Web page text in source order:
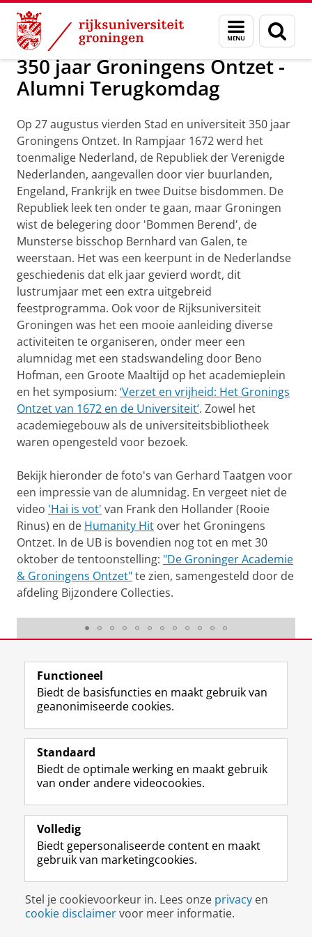
Skip
Content
Skip
Navigation
Menu
en
zoeken
Alumni
350 jaar Groningens Ontzet -
Alumni Terugkomdag
Op 27 augustus vierden Stad en universiteit 350 jaar
Groningens Ontzet. In Rampjaar 1672 werd het
toenmalige Nederland, de Republiek der Verenigde
Nederlanden, aangevallen door vier buurlanden,
Engeland, Frankrijk en twee Duitse bisdommen. De
Republiek leek ten onder te gaan, maar Groningen
wist de belegering door 'Bommen Berend', de
Munsterse bisschop Bernhard van Galen, te
weerstaan. Het was een keerpunt in de Nederlandse
geschiedenis dat elk jaar gevierd wordt, dit
lustrumjaar met een extra uitgebreid
feestprogramma. Ook voor de Rijksuniversiteit
Groningen was het een mooie aanleiding diverse
activiteiten te organiseren, onder meer een
alumnidag met een stadswandeling door Beno
Hofman, een Groote Maaltijd op het academieplein
en het symposium: ‘Verzet en vrijheid: Het Gronings
Ontzet van 1672 en de Universiteit’. Zowel het
academiegebouw als de universiteitsbibliotheek
waren opengesteld voor bezoek.
Bekijk hieronder de foto's van Gerhard Taatgen voor
een impressie van de alumnidag. En vergeet niet de
video 'Hai is vot' van Frank den Hollander (Rooie
Rinus) en de Humanity Hit over het Groningens
Ontzet. In de UB is bovendien nog tot en met 30
oktober de tentoonstelling: "De Groninger Academie
& Groningens Ontzet"te zien, samengesteld door de
afdeling Bijzondere Collecties.
Laatst gewijzigd: 04 maart 2024 12:39
Volg de RUG
F
a
e
b
o
p
a
i
n
a
L
i
k
e
I
-
p
g
i
n
R
S
-
f
e
R
k
s
u
I
n
t
r
m
c
c
o
Y
o
T
e
k
a
a
Studiekiezers
Alumni
Over ons
Disclaimer & Copyright
Inloggen
Functioneel
Biedt de basisfuncties en maakt gebruik van
geanonimiseerde cookies.
Standaard
Biedt de optimale werking en maakt gebruik
van onder andere videocookies.
Volledig
Biedt gepersonaliseerde content en maakt
gebruik van marketingcookies.
Stel je cookievoorkeur in. Lees onze privacy en
cookie disclaimervoor meer informatie.